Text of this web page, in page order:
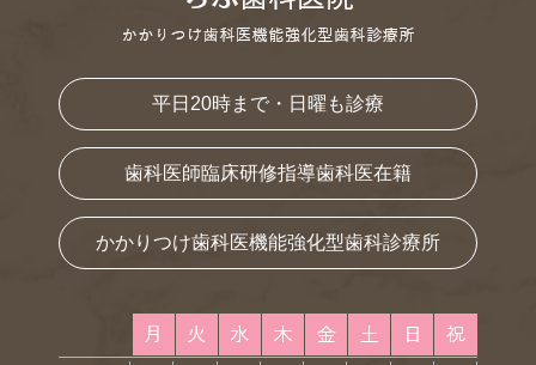
平日20時まで・日曜も診療
歯科医師臨床研修指導歯科医在籍
かかりつけ歯科医機能強化型歯科診療所